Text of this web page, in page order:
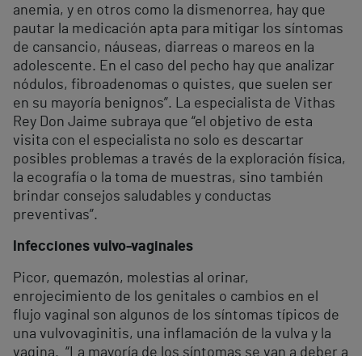
anemia, y en otros como la dismenorrea, hay que
pautar la medicación apta para mitigar los síntomas
de cansancio, náuseas, diarreas o mareos en la
adolescente. En el caso del pecho hay que analizar
nódulos, fibroadenomas o quistes, que suelen ser
en su mayoría benignos”. La especialista de Vithas
Rey Don Jaime subraya que “el objetivo de esta
visita con el especialista no solo es descartar
posibles problemas a través de la exploración física,
la ecografía o la toma de muestras, sino también
brindar consejos saludables y conductas
preventivas”.
Infecciones vulvo-vaginales
Picor, quemazón, molestias al orinar,
enrojecimiento de los genitales o cambios en el
flujo vaginal son algunos de los síntomas típicos de
una vulvovaginitis, una inflamación de la vulva y la
vagina. “La mayoría de los síntomas se van a deber a